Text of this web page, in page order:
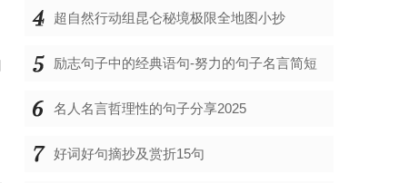
超自然行动组昆仑秘境极限全地图小抄
励志句子中的经典语句-努力的句子名言简短
名人名言哲理性的句子分享2025
好词好句摘抄及赏折15句